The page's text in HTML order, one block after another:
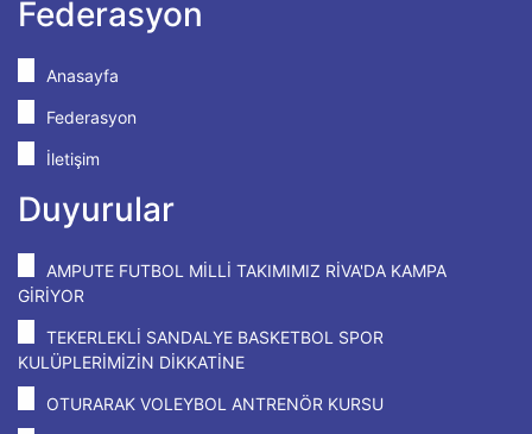
Federasyon
Anasayfa
Federasyon
İletişim
Duyurular
AMPUTE FUTBOL MİLLİ TAKIMIMIZ RİVA'DA KAMPA
GİRİYOR
TEKERLEKLİ SANDALYE BASKETBOL SPOR
KULÜPLERİMİZİN DİKKATİNE
OTURARAK VOLEYBOL ANTRENÖR KURSU